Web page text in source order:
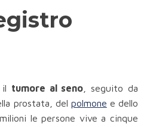
tumore al seno , seguito da
prostata, del polmone e dello
le persone vive a cinque